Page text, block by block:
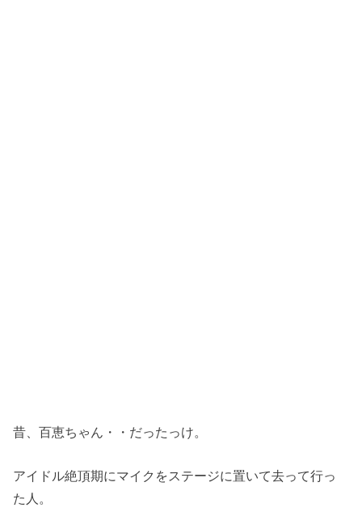
昔、百恵ちゃん・・だったっけ。
アイドル絶頂期にマイクをステージに置いて去って行っ
た人。